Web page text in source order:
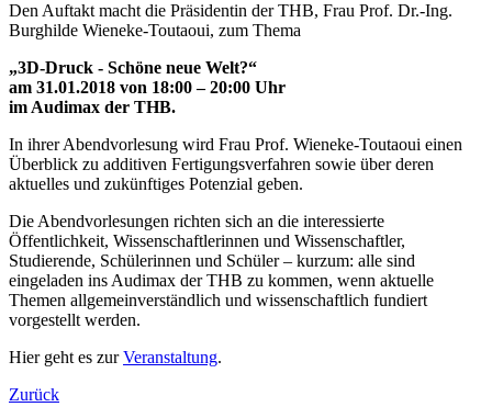
Den Auftakt macht die Präsidentin der THB, Frau Prof. Dr.-Ing.
Burghilde Wieneke-Toutaoui, zum Thema
„3D-Druck - Schöne neue Welt?“
am 31.01.2018 von 18:00 – 20:00 Uhr
im Audimax der THB.
In ihrer Abendvorlesung wird Frau Prof. Wieneke-Toutaoui einen
Überblick zu additiven Fertigungsverfahren sowie über deren
aktuelles und zukünftiges Potenzial geben.
Die Abendvorlesungen richten sich an die interessierte
Öffentlichkeit, Wissenschaftlerinnen und Wissenschaftler,
Studierende, Schülerinnen und Schüler – kurzum: alle sind
eingeladen ins Audimax der THB zu kommen, wenn aktuelle
Themen allgemeinverständlich und wissenschaftlich fundiert
vorgestellt werden.
Hier geht es zurVeranstaltung.
Zurück